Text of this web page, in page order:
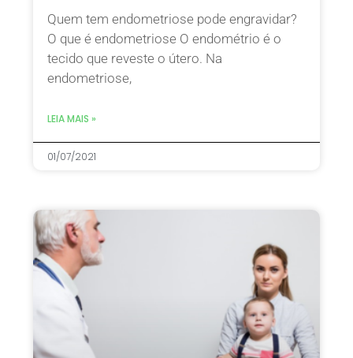
Quem tem endometriose pode engravidar?
O que é endometriose O endométrio é o
tecido que reveste o útero. Na
endometriose,
LEIA MAIS »
01/07/2021